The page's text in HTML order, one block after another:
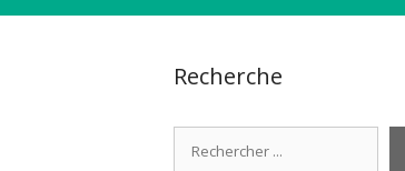
Recherche